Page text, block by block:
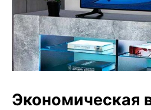
Экономическая